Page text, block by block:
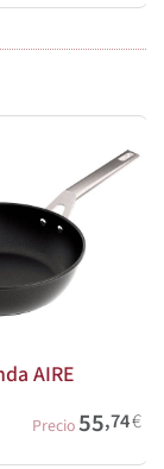
AIRE
Precio55,74€